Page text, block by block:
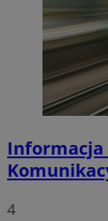
Informacja
4